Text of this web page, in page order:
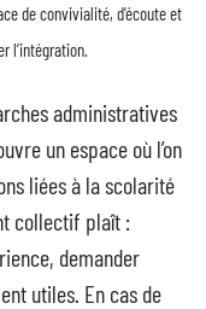
de convivialité, d’écoute et
l’intégration.
administratives
un espace où l’on
liées à la scolarité
collectif plaît :
demander
utiles. En cas de